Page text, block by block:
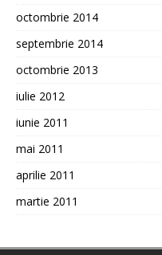
octombrie 2014
septembrie 2014
octombrie 2013
iulie 2012
iunie 2011
mai 2011
aprilie 2011
martie 2011